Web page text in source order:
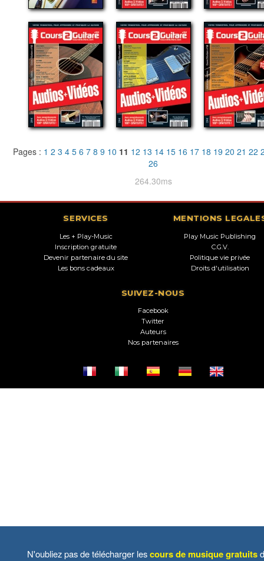
Pages : 1 2 3 4 5 6 7 8 9 10 11 12 13 14 15 16 17 18 19 20 21 22
26
264.30ms
SERVICES
Les + Play-Music
Inscription gratuite
Devenir partenaire du site
Les bons cadeaux
MENTIONS
Play Music Publishing
C.G.V.
Politique vie privée
Droits d'utilisation
SUIVEZ-NOUS
Facebook
Twitter
Auteurs
Nos partenaires
N'oubliez pas de télécharger lescours de musique gratuits